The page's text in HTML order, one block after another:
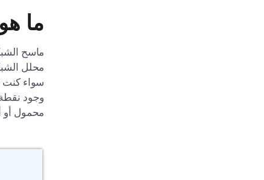
ما
محلل
محمول أو